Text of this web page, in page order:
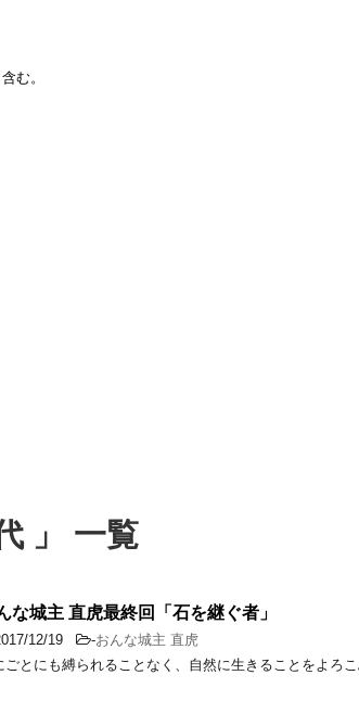
む。
」 一覧
な城主 直虎最終回「石を継ぐ者」
12/19 -おんな城主 直虎
ごとにも縛られることなく、自然に生きることをよろ